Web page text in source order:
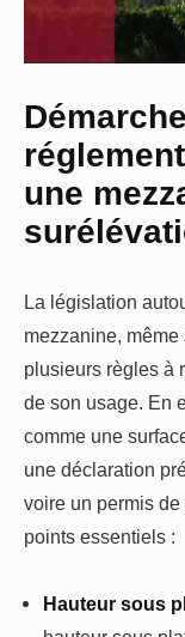
une
La législation
mezzanine,
plusieurs règles à
de son usage. En
comme une
une déclaration
voire un permis
points essentiels :
Hauteur sous